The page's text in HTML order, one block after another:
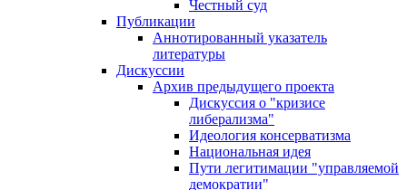
Честный суд
Публикации
Аннотированный указатель
литературы
Дискуссии
Архив предыдущего проекта
Дискуссия о "кризисе
либерализма"
Идеология консерватизма
Национальная идея
Пути легитимации "управляемой
демократии"